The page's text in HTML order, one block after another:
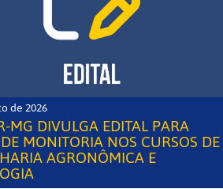
de 2026
MG DIVULGA EDITAL PARA
MONITORIA NOS CURSOS DE
AGRONÔMICA E